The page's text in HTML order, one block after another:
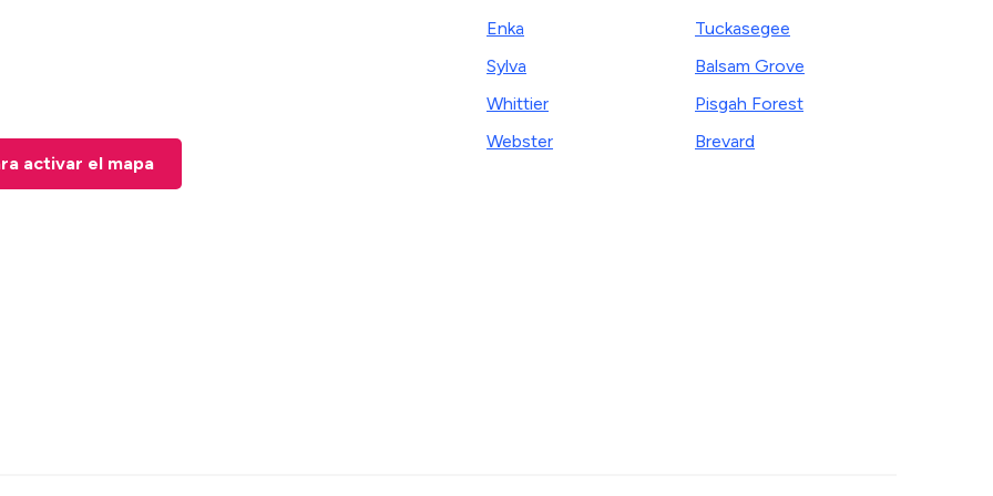
activar el mapa
Enka
Sylva
Whittier
Webster
Tuckasegee
Balsam Grove
Pisgah Forest
Brevard